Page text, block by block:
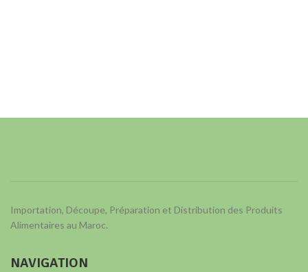
Importation, Découpe, Préparation et Distribution des Produits
Alimentaires au Maroc.
NAVIGATION